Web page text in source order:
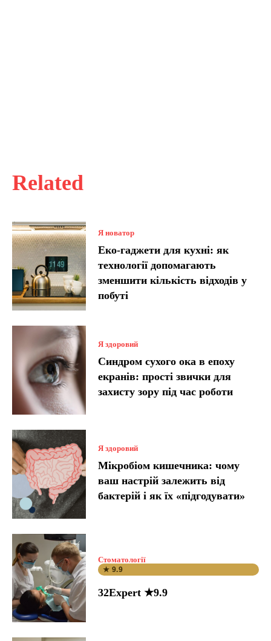
Related
Я новатор
Еко-гаджети для кухні: як
технології допомагають
зменшити кількість відходів у
побуті
Я здоровий
Синдром сухого ока в епоху
екранів: прості звички для
захисту зору під час роботи
Я здоровий
Мікробіом кишечника: чому
ваш настрій залежить від
бактерій і як їх «підгодувати»
Стоматології
★ 9.9
32Expert ★9.9